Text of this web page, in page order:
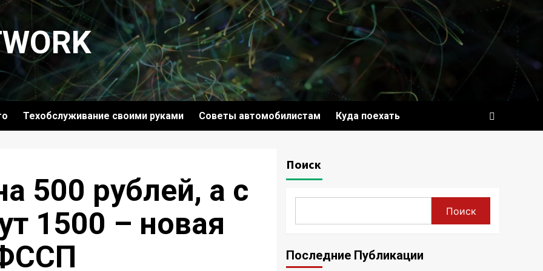
Техобслуживание своими руками Советы автомобилистам Куда поехать
500 рублей, а с
1500 – новая
Поиск
Поиск
Последние Публикации